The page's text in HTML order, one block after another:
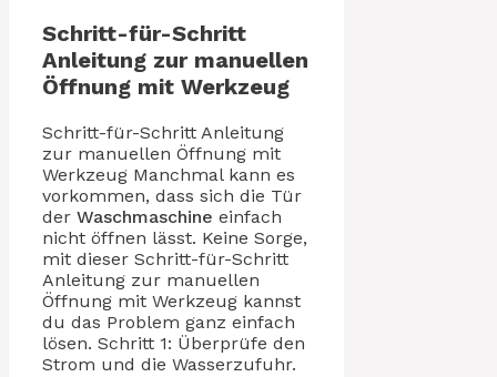
Schritt-für-Schritt
Anleitung zur manuellen
Öffnung mit Werkzeug
Schritt-für-Schritt Anleitung
zur manuellen Öffnung mit
Werkzeug Manchmal kann es
vorkommen, dass sich die Tür
der Waschmaschine einfach
nicht öffnen lässt. Keine Sorge,
mit dieser Schritt-für-Schritt
Anleitung zur manuellen
Öffnung mit Werkzeug kannst
du das Problem ganz einfach
lösen. Schritt 1: Überprüfe den
Strom und die Wasserzufuhr.